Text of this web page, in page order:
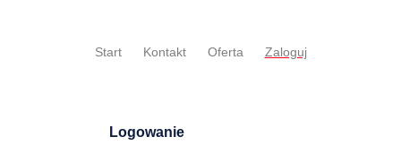
Start Kontakt Oferta Zaloguj
Logowanie